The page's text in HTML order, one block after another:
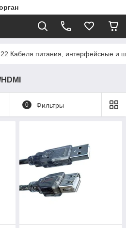
22 Кабеля питания, интерфейсные и
0 Фильтры